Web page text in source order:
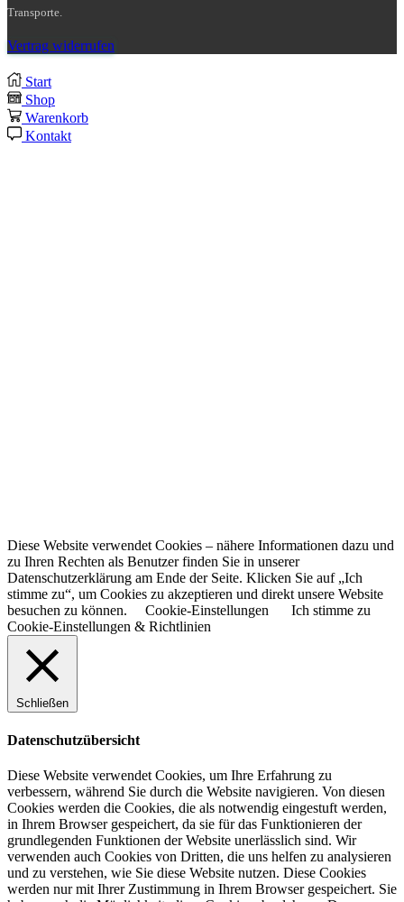
Transporte.
Vertrag widerrufen
Start
Shop
Warenkorb
Kontakt
Diese Website verwendet Cookies – nähere Informationen dazu und
zu Ihren Rechten als Benutzer finden Sie in unserer
Datenschutzerklärung am Ende der Seite. Klicken Sie auf „Ich
stimme zu“, um Cookies zu akzeptieren und direkt unsere Website
besuchen zu können.
Cookie-Einstellungen
Ich stimme zu
Cookie-Einstellungen & Richtlinien
Schließen
Datenschutzübersicht
Diese Website verwendet Cookies, um Ihre Erfahrung zu
verbessern, während Sie durch die Website navigieren. Von diesen
Cookies werden die Cookies, die als notwendig eingestuft werden,
in Ihrem Browser gespeichert, da sie für das Funktionieren der
grundlegenden Funktionen der Website unerlässlich sind. Wir
verwenden auch Cookies von Dritten, die uns helfen zu analysieren
und zu verstehen, wie Sie diese Website nutzen. Diese Cookies
werden nur mit Ihrer Zustimmung in Ihrem Browser gespeichert. Sie